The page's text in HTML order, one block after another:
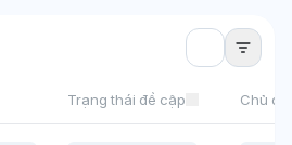
Trạng thái đề cập Chủ đề